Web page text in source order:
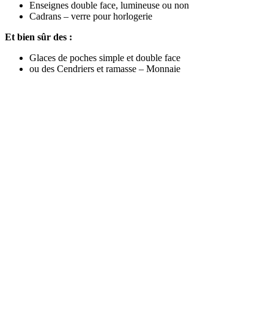
Enseignes double face, lumineuse ou non
Cadrans – verre pour horlogerie
Et bien sûr des :
Glaces de poches simple et double face
ou des Cendriers et ramasse – Monnaie